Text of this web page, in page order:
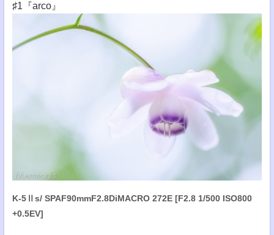
♯1『arco』
K-5Ⅱs/ SPAF90mmF2.8DiMACRO 272E [F2.8 1/500 ISO800
+0.5EV]